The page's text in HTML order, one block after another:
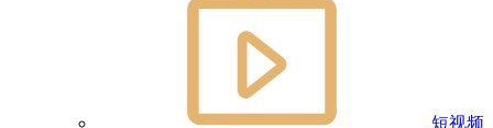
短视频